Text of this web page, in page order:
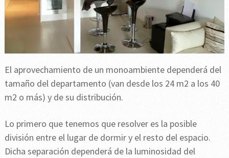
El aprovechamiento de un monoambiente dependerá del
tamaño del departamento (van desde los 24 m2 a los 40
m2 o más) y de su distribución.
Lo primero que tenemos que resolver es la posible
división entre el lugar de dormir y el resto del espacio.
Dicha separación dependerá de la luminosidad del